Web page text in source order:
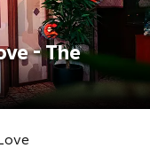
- The